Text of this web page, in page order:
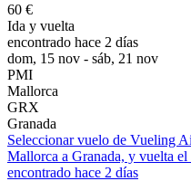
60 €
Ida y vuelta
encontrado hace 2 días
dom, 15 nov - sáb, 21 nov
PMI
Mallorca
GRX
Granada
Seleccionar vuelo de Vueling
Mallorca a Granada, y vuelta
encontrado hace 2 días